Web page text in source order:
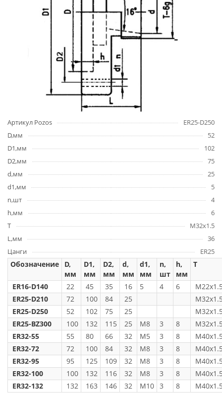
Артикул Pozos
ER25-D250
D,мм
52
D1,мм
102
D2,мм
75
d,мм
25
d1,мм
5
n,шт
4
h,мм
6
T
M32x1.5
L,мм
36
Цанги
ER25
Обозначение
D,
мм
D1,
мм
D2,
мм
d,
мм
d1,
мм
n,
шт
h,
мм
T
ER16-D140 22 45 35 16 5 4 6
ER25-D210
72 100 84 25
ER25-D250
52 102 75 25
ER25-BZ300
100 132 115 25 М8 3 8
ER32-55
55 80 66 32 М5 3 8
ER32-72
72 100 84 32 М8 3 8
ER32-95
95 125 109 32 М8 3 8
ER32-100
100 132 116 32 М8 3 8
ER32-132
132 163 146 32 M10 3 8